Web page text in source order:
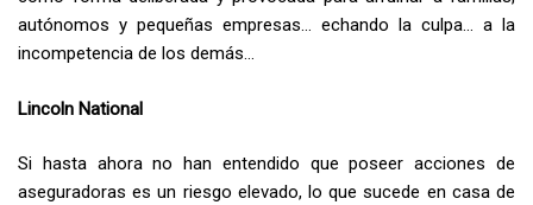
autónomos y pequeñas empresas… echando la culpa… a la
incompetencia de los demás…
Lincoln National
Si hasta ahora no han entendido que poseer acciones de
aseguradoras es un riesgo elevado, lo que sucede en casa de